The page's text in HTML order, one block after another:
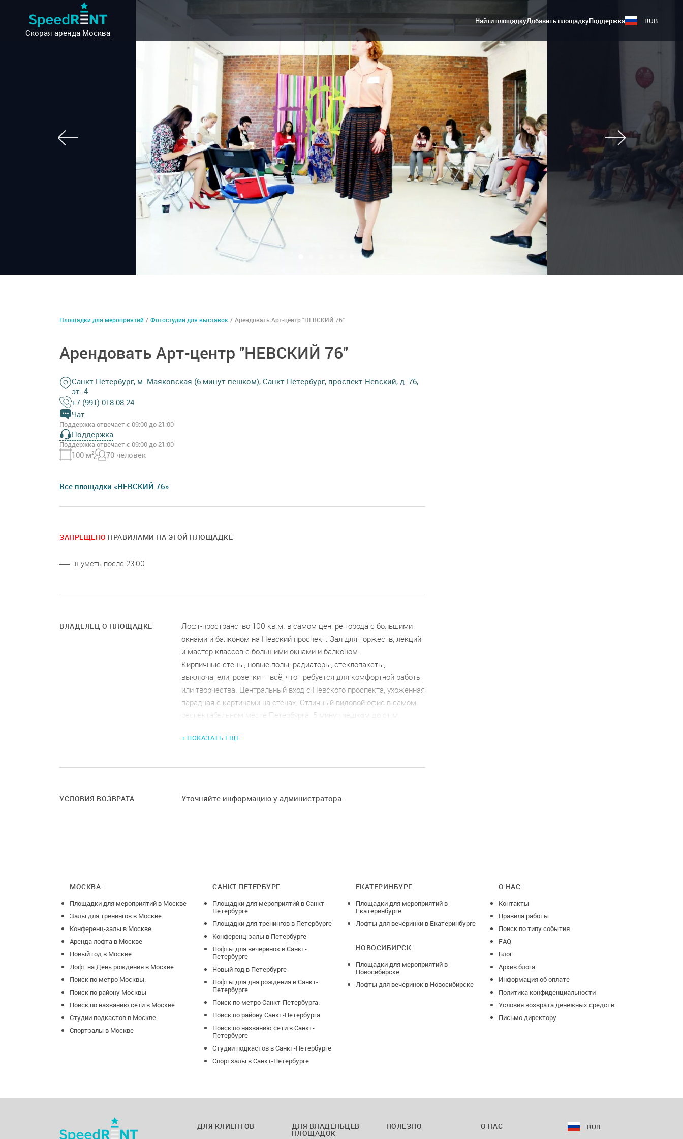
Скорая аренда Москва
Найти площадкуДобавить площадкуПоддержка RUB
Площадки для мероприятий / Фотостудии для выставок / Арендовать Арт-центр "НЕВСКИЙ 76"
Арендовать Арт-центр "НЕВСКИЙ 76"
Санкт-Петербург, м. Маяковская (6 минут пешком), Санкт-Петербург, проспект Невский, д. 76,
эт. 4
+7 (991) 018-08-24
Чат
Поддержка отвечает с 09:00 до 21:00
Поддержка
Поддержка отвечает с 09:00 до 21:00
100 м2 70 человек
Все площадки «НЕВСКИЙ 76»
ЗАПРЕЩЕНО ПРАВИЛАМИ НА ЭТОЙ ПЛОЩАДКЕ
шуметь после 23:00
ВЛАДЕЛЕЦ О ПЛОЩАДКЕ
Лофт-пространство 100 кв.м. в самом центре города с большими
окнами и балконом на Невский проспект. Зал для торжеств, лекций
и мастер-классов с большими окнами и балконом.
Кирпичные стены, новые полы, радиаторы, стеклопакеты,
выключатели, розетки – всё, что требуется для комфортной работы
или творчества. Центральный вход с Невского проспекта, ухоженная
парадная с картинами на стенах. Отличный видовой офис в самом
респектабельном месте Петербурга. 5 минут пешком до ст.м.
- 100 кв. м зал: белый кирпич, красный кирпич, цветная стена
- санузел
- стеклянные столы
+ ПОКАЗАТЬ ЕЩЕ
УСЛОВИЯ ВОЗВРАТА Уточняйте информацию у администратора.
МОСКВА:
Площадки для мероприятий в Москве
Залы для тренингов в Москве
Конференц-залы в Москве
Аренда лофта в Москве
Новый год в Москве
Лофт на День рождения в Москве
Поиск по метро Москвы.
Поиск по району Москвы
Поиск по названию сети в Москве
Студии подкастов в Москве
Спортзалы в Москве
САНКТ-ПЕТЕРБУРГ:
Площадки для мероприятий в Санкт-
Петербурге
Площадки для тренингов в Петербурге
Конференц-залы в Петербурге
Лофты для вечеринок в Санкт-
Петербурге
Новый год в Петербурге
Лофты для дня рождения в Санкт-
Петербурге
Поиск по метро Санкт-Петербурга.
Поиск по району Санкт-Петербурга
Поиск по названию сети в Санкт-
Петербурге
Студии подкастов в Санкт-Петербурге
Спортзалы в Санкт-Петербурге
ЕКАТЕРИНБУРГ:
Площадки для мероприятий в
Екатеринбурге
Лофты для вечеринки в Екатеринбурге
НОВОСИБИРСК:
Площадки для мероприятий в
Новосибирске
Лофты для вечеринок в Новосибирске
О НАС:
Контакты
Правила работы
Поиск по типу события
FAQ
Блог
Архив блога
Информация об оплате
Политика конфиденциальности
Условия возврата денежных средств
Письмо директору
RUB
ДЛЯ КЛИЕНТОВ ДЛЯ ВЛАДЕЛЬЦЕВ
ПЛОЩАДОК
ПОЛЕЗНО О НАС